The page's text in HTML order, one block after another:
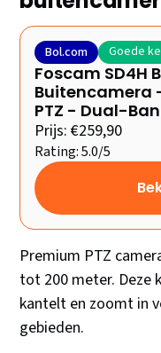
Bol.com Goede
Foscam SD4H
Buitencamera
PTZ - Dual-
Prijs: €259,90
Rating: 5.0/5
Premium PTZ
tot 200 meter. Deze
kantelt en zoomt in
gebieden.